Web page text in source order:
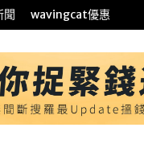
聞 wavingcat優惠